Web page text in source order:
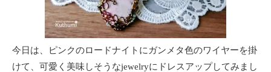
今日は、ピンクのロードナイトにガンメタ色のワイヤーを掛
けて、可愛く美味しそうなjewelryにドレスアップしてみまし